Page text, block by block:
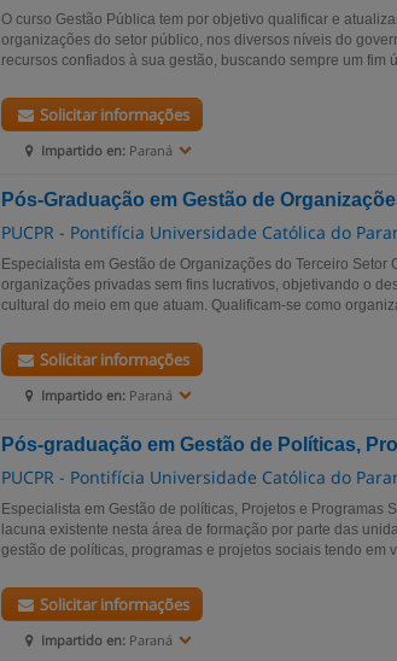
O curso Gestão Pública tem por objetivo qualificar e
organizações do setor público, nos diversos níveis do
recursos confiados à sua gestão, buscando sempre um fim
Impartido en: Paraná
Solicitar informações
Pós-Graduação em Gestão de
PUCPR - Pontifícia Universidade Católica do
Especialista em Gestão de Organizações do Terceiro Setor
organizações privadas sem fins lucrativos, objetivando o
cultural do meio em que atuam. Qualificam-se como
Impartido en: Paraná
Solicitar informações
Pós-graduação em Gestão de Políticas,
PUCPR - Pontifícia Universidade Católica do
Especialista em Gestão de políticas, Projetos e Programas
lacuna existente nesta área de formação por parte das
gestão de políticas, programas e projetos sociais tendo em
Impartido en: Paraná
Solicitar informações